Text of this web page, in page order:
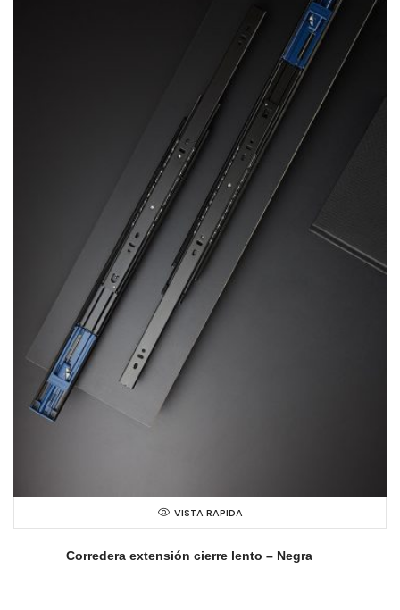
VISTA RAPIDA
Corredera extensión cierre lento – Negra